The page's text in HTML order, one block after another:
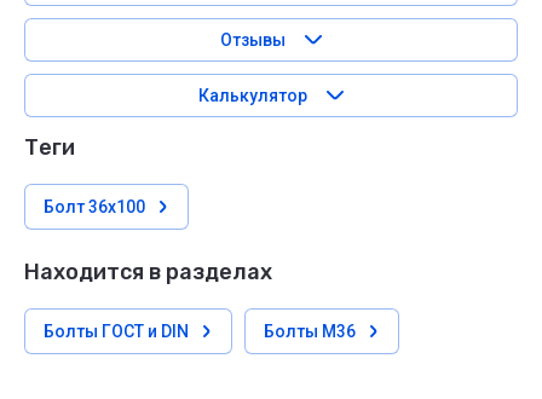
Отзывы
Калькулятор
теги
Болт 36х100
Находится в разделах
Болты ГОСТ и DIN Болты М36